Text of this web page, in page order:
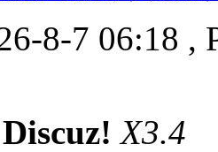
8-7 06:18 ,
Discuz! X3.4